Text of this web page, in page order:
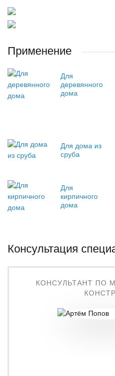
Применение
Для
деревянного
дома
Для дома из
сруба
Для
кирпичного
дома
Консультация
КОНСУЛЬТАНТ ПО